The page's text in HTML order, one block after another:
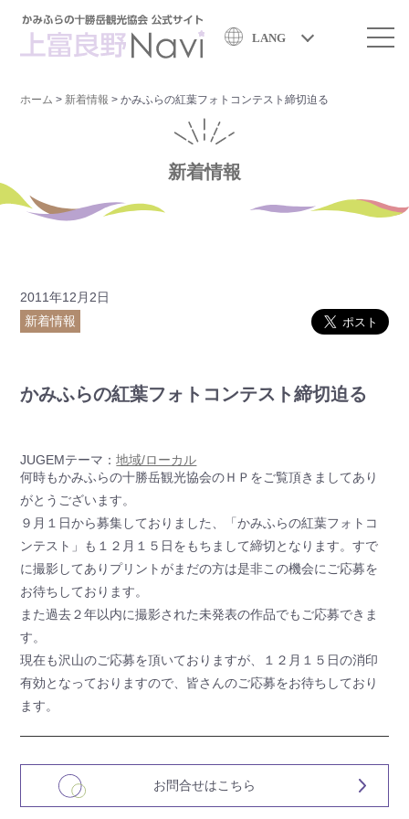
LANG
ホーム > 新着情報 >かみふらの紅葉フォトコンテスト締切迫る
新着情報
2011年12月2日
新着情報
かみふらの紅葉フォトコンテスト締切迫る
JUGEMテーマ：地域/ローカル
何時もかみふらの十勝岳観光協会のＨＰをご覧頂きましてあり
がとうございます。
９月１日から募集しておりました、「かみふらの紅葉フォトコ
ンテスト」も１２月１５日をもちまして締切となります。すで
に撮影してありプリントがまだの方は是非この機会にご応募を
お待ちしております。
また過去２年以内に撮影された未発表の作品でもご応募できま
す。
現在も沢山のご応募を頂いておりますが、１２月１５日の消印
有効となっておりますので、皆さんのご応募をお待ちしており
ます。
お問合せはこちら